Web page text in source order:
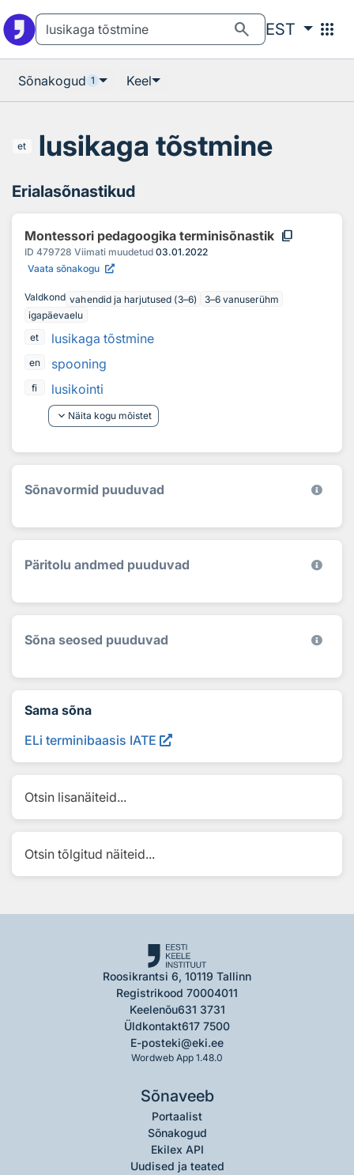
search EST apps
Sõnakogud 1 Keel
et lusikaga tõstmine
Erialasõnastikud
Montessori pedagoogika terminisõnastik content_copy
ID 479728 Viimati muudetud 03.01.2022
Vaata sõnakogu
Valdkond vahendid ja harjutused (3–6)
3–6 vanuserühm
igapäevaelu
et
lusikaga tõstmine
en spooning
fi
lusikointi
keyboard_arrow_down Näita kogu mõistet
Sõnavormid puuduvad
Päritolu andmed puuduvad
Sõna seosed puuduvad
Sama sõna
ELi terminibaasis IATE
Otsin lisanäiteid...
Otsin tõlgitud näiteid...
Roosikrantsi 6, 10119 Tallinn
Registrikood 70004011
Keelenõu631 3731
Üldkontakt617 7500
E-posteki@eki.ee
Wordweb App 1.48.0
Sõnaveeb
Portaalist
Sõnakogud
Ekilex API
Uudised ja teated